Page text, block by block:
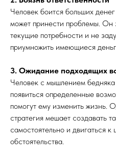
Человек боится больших
может принести проблемы. Он
текущие потребности и не
приумножить имеющиеся
3. Ожидание подходящих
Человек с мышлением
появиться определенные
помогут ему изменить жизнь.
стратегия мешает создавать
самостоятельно и двигаться
обстоятельства.